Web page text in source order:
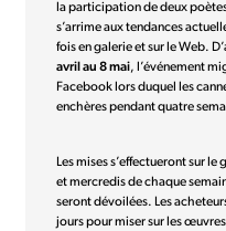
la participation de deux
s’arrime aux tendances
fois en galerie et sur le Web.
avril au 8 mai, l’événement
Facebook lors duquel les
enchères pendant quatre
Les mises s’effectueront sur
et mercredis de chaque
seront dévoilées. Les
jours pour miser sur les